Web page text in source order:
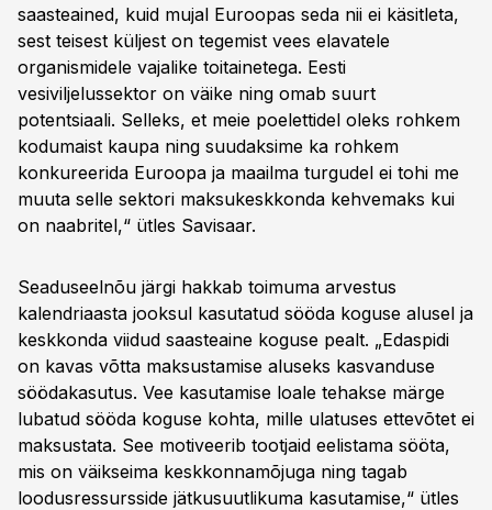
saasteained, kuid mujal Euroopas seda nii ei käsitleta,
sest teisest küljest on tegemist vees elavatele
organismidele vajalike toitainetega. Eesti
vesiviljelussektor on väike ning omab suurt
potentsiaali. Selleks, et meie poelettidel oleks rohkem
kodumaist kaupa ning suudaksime ka rohkem
konkureerida Euroopa ja maailma turgudel ei tohi me
muuta selle sektori maksukeskkonda kehvemaks kui
on naabritel,“ ütles Savisaar.
Seaduseelnõu järgi hakkab toimuma arvestus
kalendriaasta jooksul kasutatud sööda koguse alusel ja
keskkonda viidud saasteaine koguse pealt. „Edaspidi
on kavas võtta maksustamise aluseks kasvanduse
söödakasutus. Vee kasutamise loale tehakse märge
lubatud sööda koguse kohta, mille ulatuses ettevõtet ei
maksustata. See motiveerib tootjaid eelistama sööta,
mis on väikseima keskkonnamõjuga ning tagab
loodusressursside jätkusuutlikuma kasutamise,“ ütles